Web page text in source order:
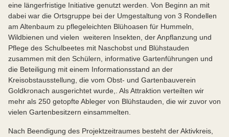
eine längerfristige Initiative genutzt werden. Von Beginn an mit
dabei war die Ortsgruppe bei der Umgestaltung von 3 Rondellen
am Altenbaum zu pflegeleichten Blühoasen für Hummeln,
Wildbienen und vielen weiteren Insekten, der Anpflanzung und
Pflege des Schulbeetes mit Naschobst und Blühstauden
zusammen mit den Schülern, informative Gartenführungen und
die Beteiligung mit einem Informationsstand an der
Kreisobstausstellung, die vom Obst- und Gartenbauverein
Goldkronach ausgerichtet wurde,. Als Attraktion verteilten wir
mehr als 250 getopfte Ableger von Blühstauden, die wir zuvor von
vielen Gartenbesitzern einsammelten.
Nach Beendigung des Projektzeitraumes besteht der Aktivkreis,